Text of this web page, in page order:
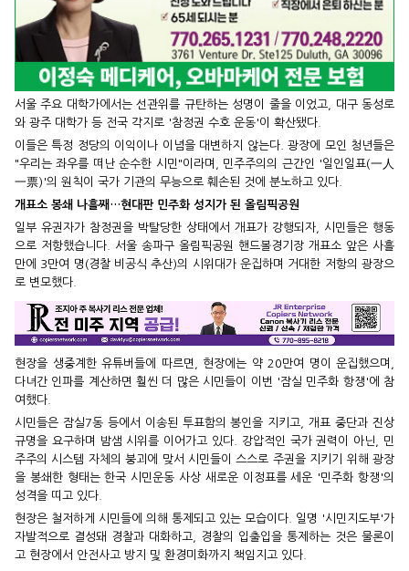
서울 주요 대학가에서는 선관위를 규탄하는 성명이 줄을 이었고, 대구 동성로
와 광주 대학가 등 전국 각지로 '참정권 수호 운동'이 확산됐다.
이들은 특정 정당의 이익이나 이념을 대변하지 않는다. 광장에 모인 청년들은
"우리는 좌우를 떠난 순수한 시민"이라며, 민주주의의 근간인 '일인일표(一人
一票)'의 원칙이 국가 기관의 무능으로 훼손된 것에 분노하고 있다.
개표소 봉쇄 나흘째…현대판 민주화 성지가 된 올림픽공원
일부 유권자가 참정권을 박탈당한 상태에서 개표가 강행되자, 시민들은 행동
으로 저항했습니다. 서울 송파구 올림픽공원 핸드볼경기장 개표소 앞은 사흘
만에 3만여 명(경찰 비공식 추산)의 시위대가 운집하며 거대한 저항의 광장으
로 변모했다.
현장을 생중계한 유튜버들에 따르면, 현장에는 약 20만여 명이 운집했으며,
다녀간 인파를 계산하면 훨씬 더 많은 시민들이 이번 '잠실 민주화 항쟁'에 참
여했다.
시민들은 잠실7동 등에서 이송된 투표함의 봉인을 지키고, 개표 중단과 진상
규명을 요구하며 밤샘 시위를 이어가고 있다. 강압적인 국가 권력이 아닌, 민
주주의 시스템 자체의 붕괴에 맞서 시민들이 스스로 주권을 지키기 위해 광장
을 봉쇄한 형태는 한국 시민운동 사상 새로운 이정표를 세운 '민주화 항쟁'의
성격을 띠고 있다.
현장은 철저하게 시민들에 의해 통제되고 있는 모습이다. 일명 '시민지도부'가
자발적으로 결성돼 경찰과 대화하고, 경찰의 입출입을 통제하는 것은 물론이
고 현장에서 안전사고 방지 및 환경미화까지 책임지고 있다.